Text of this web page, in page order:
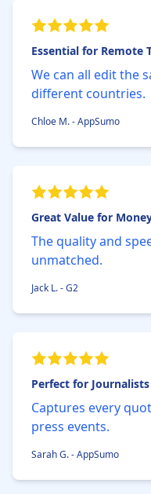
Essential for Remote
We can all edit the
different countries.
Chloe M. - AppSumo
Great Value for
The quality and
unmatched.
Jack L. - G2
Perfect for Journalists
Captures every
press events.
Sarah G. - AppSumo